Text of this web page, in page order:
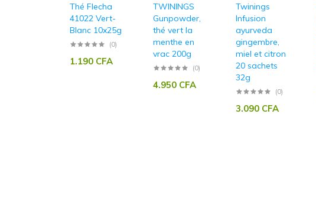
Thé Flecha
41022 Vert-
Blanc 10x25g
(0)
1.190 CFA
TWININGS
Gunpowder,
thé vert la
menthe en
vrac 200g
(0)
4.950 CFA
Twinings
Infusion
ayurveda
gingembre,
miel et citron
20 sachets
32g
(0)
3.090 CFA